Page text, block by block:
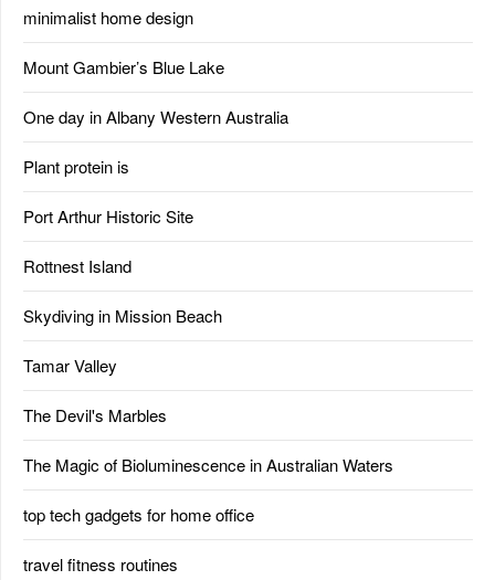
minimalist home design
Mount Gambier’s Blue Lake
One day in Albany Western Australia
Plant protein is
Port Arthur Historic Site
Rottnest Island
Skydiving in Mission Beach
Tamar Valley
The Devil's Marbles
The Magic of Bioluminescence in Australian Waters
top tech gadgets for home office
travel fitness routines